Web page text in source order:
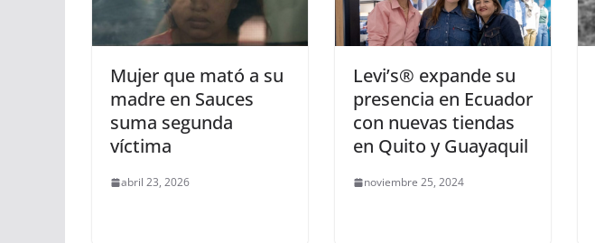
Mujer que mató a su
madre en Sauces
suma segunda
víctima
abril 23, 2026
Levi’s®️ expande su
presencia en Ecuador
con nuevas tiendas
en Quito y Guayaquil
noviembre 25, 2024